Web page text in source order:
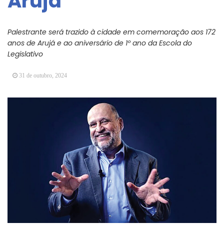
Vereadores Mirins iniciam jornada no Legislativo
CONDEMAT+ e Sesc Mogi das Cruzes
promovem palestra sobre diversidade e inclusão no
Palestrante será trazido à cidade em comemoração aos 172
anos de Arujá e ao aniversário de 1º ano da Escola do
Legislativo
31 de outubro, 2024